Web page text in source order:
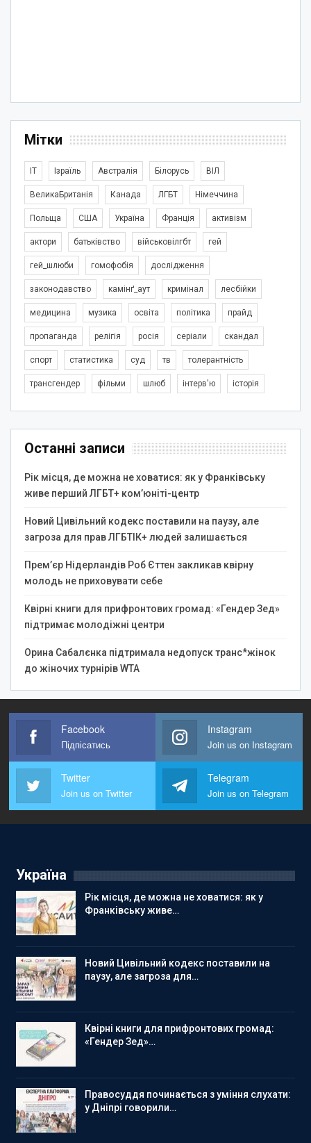
Мітки
IT Ізраїль Австралія Білорусь ВІЛ
ВеликаБританія Канада ЛГБТ Німеччина
Польща США Україна Франція активізм
актори батьківство військовілгбт гей
гей_шлюби гомофобія дослідження
законодавство камінґ_аут кримінал лесбійки
медицина музика освіта політика прайд
пропаганда релігія росія серіали скандал
спорт статистика суд тв толерантність
трансгендер фільми шлюб інтерв'ю історія
Останні записи
Рік місця, де можна не ховатися: як у Франківську
живе перший ЛГБТ+ ком’юніті-центр
Новий Цивільний кодекс поставили на паузу, але
загроза для прав ЛГБТІК+ людей залишається
Прем’єр Нідерландів Роб Єттен закликав квірну
молодь не приховувати себе
Квірні книги для прифронтових громад: «Гендер Зед»
підтримає молодіжні центри
Орина Сабалєнка підтримала недопуск транс*жінок
до жіночих турнірів WTA
Facebook
Підпісатись
Instagram
Join us on Instagram
Twitter
Join us on Twitter
Telegram
Join us on Telegram
Україна
Рік місця, де можна не ховатися: як у
Франківську живе…
Новий Цивільний кодекс поставили на
паузу, але загроза для…
Квірні книги для прифронтових громад:
«Гендер Зед»…
Правосуддя починається з уміння слухати:
у Дніпрі говорили…